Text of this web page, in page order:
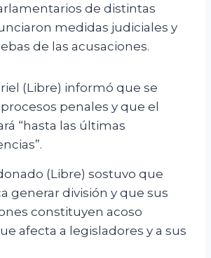
de distintas
medidas judiciales y
de las acusaciones.
(Libre) informó que se
penales y que el
“hasta las últimas
(Libre) sostuvo que
generar división y que sus
constituyen acoso
afecta a legisladores y a sus